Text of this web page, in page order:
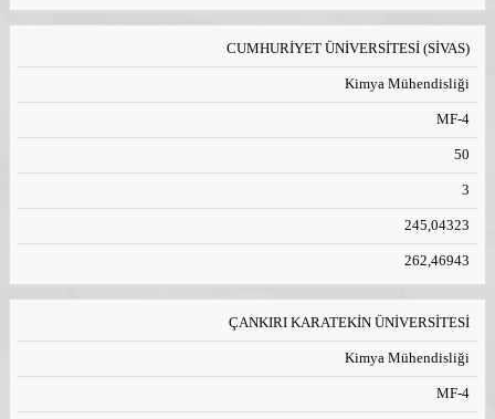
CUMHURİYET ÜNİVERSİTESİ (SİVAS)
Kimya Mühendisliği
MF-4
50
3
245,04323
262,46943
ÇANKIRI KARATEKİN ÜNİVERSİTESİ
Kimya Mühendisliği
MF-4